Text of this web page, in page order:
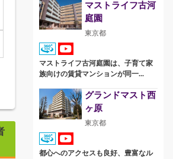
マストライフ古河
庭園
東京都
マストライフ古河庭園は、子育て家
族向けの賃貸マンションが同一...
グランドマスト西
ヶ原
東京都
都心へのアクセスも良好、豊富なル